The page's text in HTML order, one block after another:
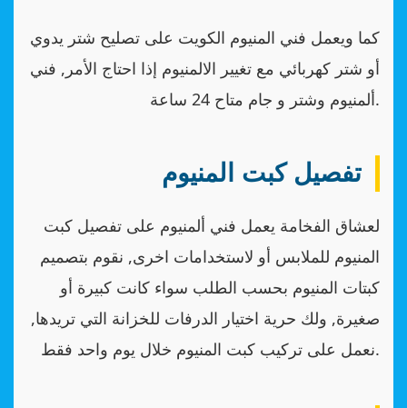
كما ويعمل فني المنيوم الكويت على تصليح شتر يدوي
أو شتر كهربائي مع تغيير الالمنيوم إذا احتاج الأمر, فني
ألمنيوم وشتر و جام متاح 24 ساعة.
تفصيل كبت المنيوم
لعشاق الفخامة يعمل فني ألمنيوم على تفصيل كبت
المنيوم للملابس أو لاستخدامات اخرى, نقوم بتصميم
كبتات المنيوم بحسب الطلب سواء كانت كبيرة أو
صغيرة, ولك حرية اختيار الدرفات للخزانة التي تريدها,
نعمل على تركيب كبت المنيوم خلال يوم واحد فقط.